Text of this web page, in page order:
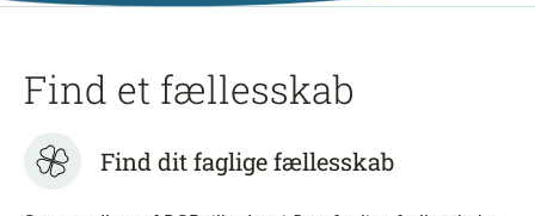
Find et fællesskab
Find dit faglige fællesskab